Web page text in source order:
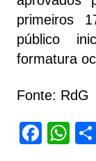
primeiros
público
formatura
Fonte: RdG
F W